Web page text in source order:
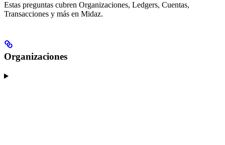
Estas preguntas cubren Organizaciones, Ledgers, Cuentas,
Transacciones y más en Midaz.
Organizaciones